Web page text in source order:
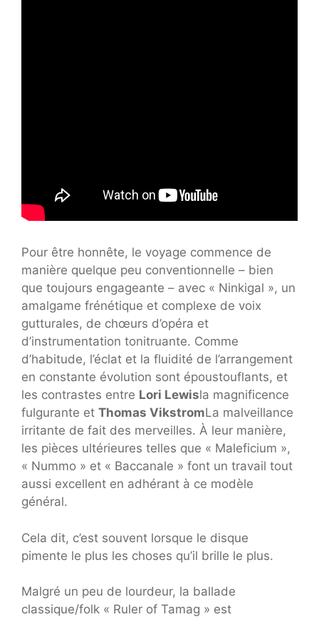
Pour être honnête, le voyage commence de
manière quelque peu conventionnelle – bien
que toujours engageante – avec « Ninkigal », un
amalgame frénétique et complexe de voix
gutturales, de chœurs d’opéra et
d’instrumentation tonitruante. Comme
d’habitude, l’éclat et la fluidité de l’arrangement
en constante évolution sont époustouflants, et
les contrastes entre Lori Lewisla magnificence
fulgurante et Thomas VikstromLa malveillance
irritante de fait des merveilles. À leur manière,
les pièces ultérieures telles que « Maleficium »,
« Nummo » et « Baccanale » font un travail tout
aussi excellent en adhérant à ce modèle
général.
Cela dit, c’est souvent lorsque le disque
pimente le plus les choses qu’il brille le plus.
Malgré un peu de lourdeur, la ballade
classique/folk « Ruler of Tamag » est